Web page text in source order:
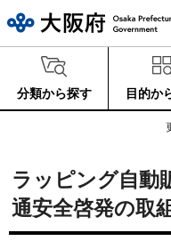
分類から探す 目的か
ラッピング自動
通安全啓発の取